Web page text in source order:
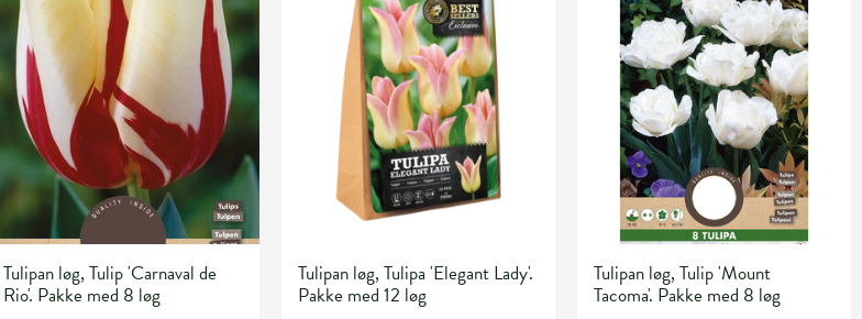
Tulipan løg, Tulip 'Carnaval de
Rio'. Pakke med 8 løg
Tulipan løg, Tulipa 'Elegant Lady'.
Pakke med 12 løg
Tulipan løg, Tulip 'Mount
Tacoma'. Pakke med 8 løg